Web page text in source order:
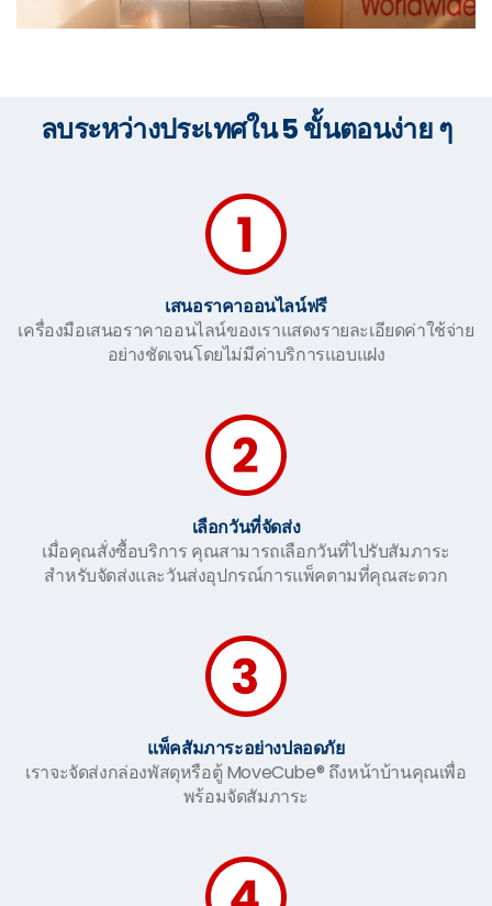
ลบระหว่างประเทศใน 5 ขั้นตอนง่าย ๆ
เสนอราคาออนไลน์ฟรี
เครื่องมือเสนอราคาออนไลน์ของเราแสดงรายละเอียดค่าใช้จ่าย
อย่างชัดเจนโดยไม่มีค่าบริการแอบแฝง
เลือกวันที่จัดส่ง
เมื่อคุณสั่งซื้อบริการ คุณสามารถเลือกวันที่ไปรับสัมภาระ
สำหรับจัดส่งและวันส่งอุปกรณ์การแพ็คตามที่คุณสะดวก
แพ็คสัมภาระอย่างปลอดภัย
เราจะจัดส่งกล่องพัสดุหรือตู้ MoveCube® ถึงหน้าบ้านคุณเพื่อ
พร้อมจัดสัมภาระ